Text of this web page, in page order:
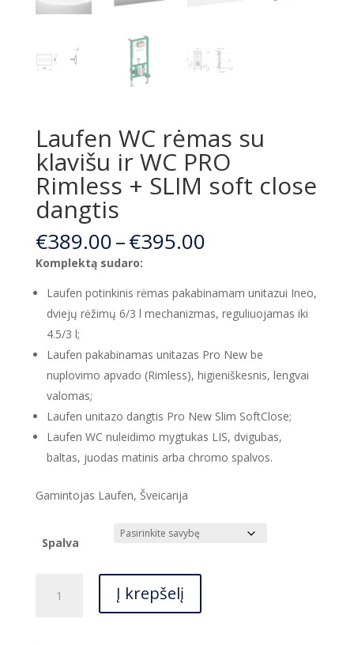
Laufen WC rėmas su
klavišu ir WC PRO
Rimless + SLIM soft close
dangtis
€389.00–€395.00Price
through
€395.00
Komplektą sudaro:
Laufen potinkinis rėmas pakabinamam unitazui Ineo,
dviejų rėžimų 6/3 l mechanizmas, reguliuojamas iki
4.5/3 l;
Laufen pakabinamas unitazas Pro New be
nuplovimo apvado (Rimless), higieniškesnis, lengvai
valomas;
Laufen unitazo dangtis Pro New Slim SoftClose;
Laufen WC nuleidimo mygtukas LIS, dvigubas,
baltas, juodas matinis arba chromo spalvos.
Gamintojas Laufen, Šveicarija
Spalva
kiekis:
Į krepšelį